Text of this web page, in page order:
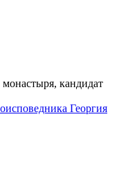
кандидат
Георгия